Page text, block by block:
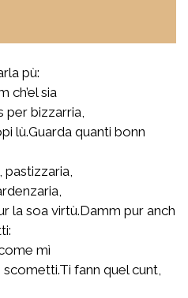
pù:
ch’el sia
per bizzarria,
lù.Guarda quanti bonn
la soa virtù.Damm pur anch
mì
fann quel cunt,